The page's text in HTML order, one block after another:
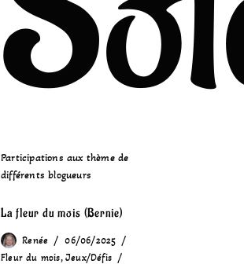
Participations aux thème de
différents blogueurs
La fleur du mois (Bernie)
Renée
06/06/2025
Fleur du mois,Jeux/Défis